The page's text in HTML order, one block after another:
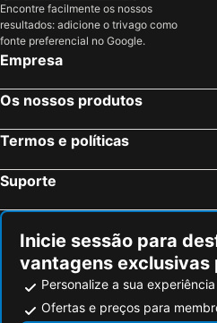
Encontre facilmente os nossos
resultados: adicione o trivago como
fonte preferencial no Google.
Empresa
Os nossos produtos
Termos e políticas
Suporte
Inicie sessão para
vantagens exclusivas
Personalize a sua experiência
Ofertas e preços para